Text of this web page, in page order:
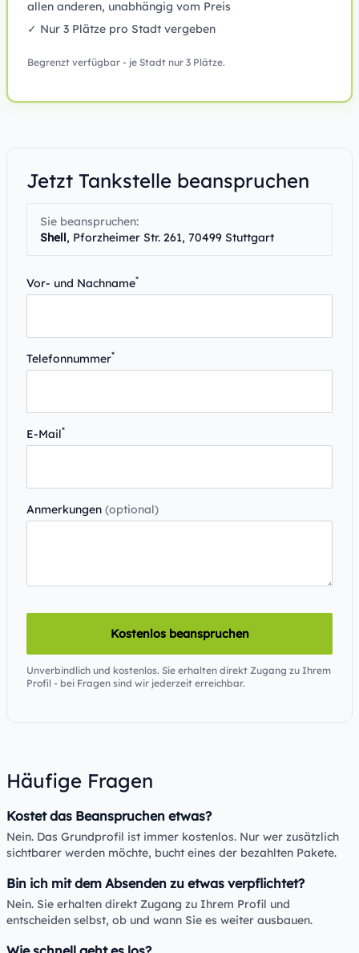
allen anderen, unabhängig vom Preis
✓ Nur 3 Plätze pro Stadt vergeben
Begrenzt verfügbar - je Stadt nur 3 Plätze.
Jetzt Tankstelle beanspruchen
Sie beanspruchen:
Shell, Pforzheimer Str. 261, 70499 Stuttgart
Vor- und Nachname*
Telefonnummer*
E-Mail*
Anmerkungen (optional)
Kostenlos beanspruchen
Unverbindlich und kostenlos. Sie erhalten direkt Zugang zu Ihrem
Profil - bei Fragen sind wir jederzeit erreichbar.
Häufige Fragen
Kostet das Beanspruchen etwas?
Nein. Das Grundprofil ist immer kostenlos. Nur wer zusätzlich
sichtbarer werden möchte, bucht eines der bezahlten Pakete.
Bin ich mit dem Absenden zu etwas verpflichtet?
Nein. Sie erhalten direkt Zugang zu Ihrem Profil und
entscheiden selbst, ob und wann Sie es weiter ausbauen.